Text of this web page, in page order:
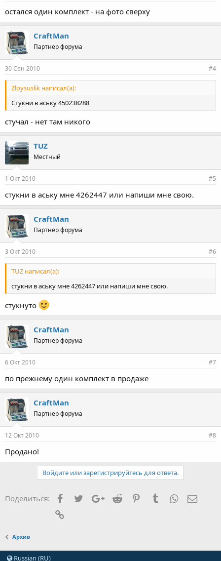
остался один комплект - на фото сверху
CraftMan
Партнер форума
30 Сен 2010 #4
Zloysuslik написал(а):
Стукни в аську 450238288
стучал - нет там никого
TUZ
Местный
1 Окт 2010 #5
стукни в аську мне 4262447 или напиши мне свою.
CraftMan
Партнер форума
3 Окт 2010 #6
TUZ написал(а):
стукни в аську мне 4262447 или напиши мне свою.
стукнуто
CraftMan
Партнер форума
6 Окт 2010 #7
по прежнему один комплект в продаже
CraftMan
Партнер форума
12 Окт 2010 #8
Продано!
Войдите или зарегистрируйтесь для ответа.
Поделиться: FacebookTwitterGoogle+
Reddit PinterestTumblrWhatsApp
Архив
Russian (RU)